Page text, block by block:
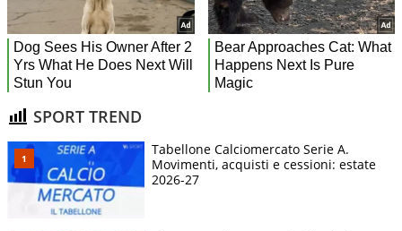
SPORT TREND
Tabellone Calciomercato Serie A.
Movimenti, acquisti e cessioni: estate
2026-27